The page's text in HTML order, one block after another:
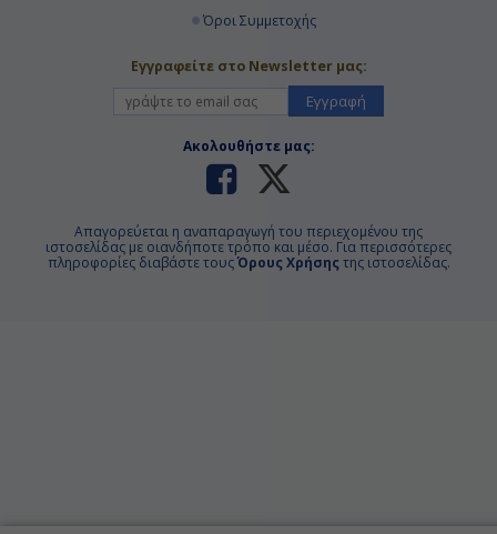
Όροι Συμμετοχής
Εγγραφείτε στο Newsletter μας:
Εγγραφή
Ακολουθήστε μας:
Απαγορεύεται η αναπαραγωγή του περιεχομένου της
ιστοσελίδας με οιανδήποτε τρόπο και μέσο. Για περισσότερες
πληροφορίες διαβάστε τουςΌρους Χρήσηςτης ιστοσελίδας.